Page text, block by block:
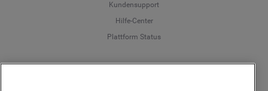
Kundensupport
Hilfe-Center
Plattform Status